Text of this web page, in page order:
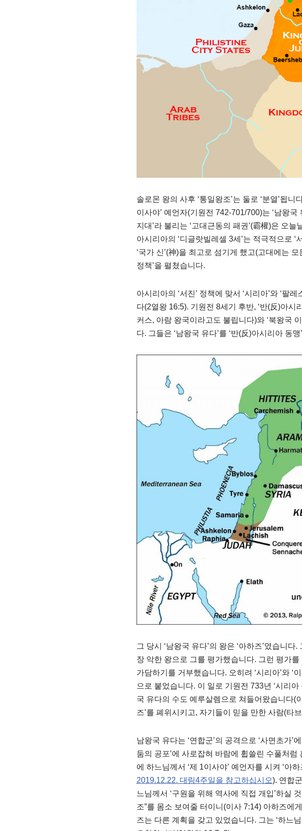
솔로몬 왕의 사후 ‘통일왕조’는 둘로 ‘분열’됩니
이사야’ 예언자(기원전 742-701/700)는 ‘남왕
지대’라 불리는 ‘고대근동의 패권’(霸權)은 오
아시리아의 ‘디글랏빌레셀 3세’는 적극적으로
‘국가 신’(神)을 최고로 섬기게 했고(고대에는
정책’을 펼쳤습니다.
아시리아의 ‘서진’ 정책에 맞서 ‘시리아’와 ‘팔
다(2열왕 16:5). 기원전 8세기 후반, ‘반(反)아시
커스, 아람 왕국이라고도 불립니다)와 ‘북왕국
다. 그들은 ‘남왕국 유다’를 ‘반(反)아시리아 동
그 당시 ‘남왕국 유다’의 왕은 ‘아하즈’였습니
장 악한 왕으로 그를 평가했습니다. 그런 평가를
가담하기를 거부했습니다. 오히려 ‘시리아’와 ‘
으로 붙었습니다. 이 일로 기원전 733년 ‘시리아
국 유다의 수도 예루살렘으로 쳐들어왔습니다(
즈’를 폐위시키고, 자기들이 믿을 만한 사람(타
남왕국 유다는 ‘연합군’의 공격으로 ‘사면초가’
둠의 공포’에 사로잡혀 바람에 휩쓸린 수풀처럼
에 하느님께서 ‘제 1이사야’ 예언자를 시켜 ‘아
2019.12.22. 대림4주일을 참고하십시오). 연합
느님께서 ‘구원을 위해 역사에 직접 개입’하실
조”를 몸소 보여줄 터이니(이사 7:14) 아하즈에
즈는 다른 계획을 갖고 있었습니다. 그는 ‘하느